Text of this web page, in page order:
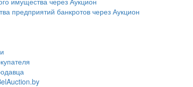
предприятий банкротов через Аукцион